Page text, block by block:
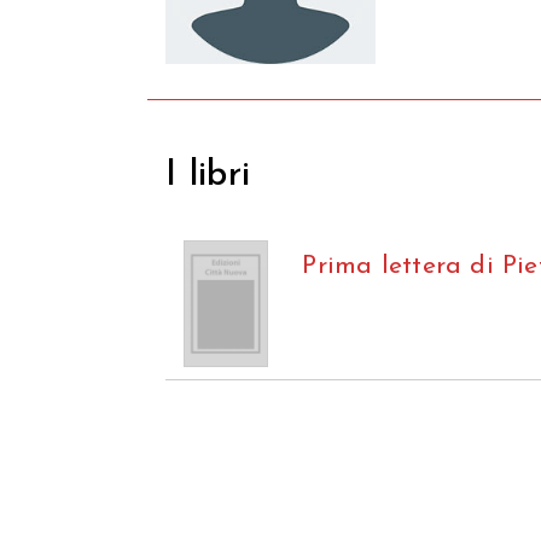
I libri
Prima lettera di